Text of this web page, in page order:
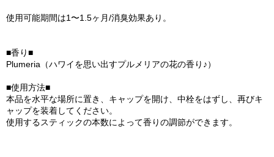
使用可能期間は1〜1.5ヶ月/消臭効果あり。
■香り■
Plumeria（ハワイを思い出すプルメリアの花の香り♪）
■使用方法■
本品を水平な場所に置き、キャップを開け、中栓をはずし、再びキ
ャップを装着してください。
使用するスティックの本数によって香りの調節ができます。